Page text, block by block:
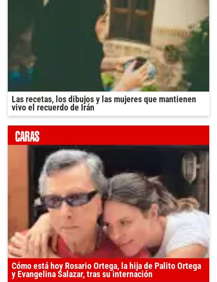
Las recetas, los dibujos y las mujeres que mantienen
vivo el recuerdo de Irán
Cómo está hoy Rosario Ortega, la hija de Palito Ortega
y Evangelina Salazar, tras su internación